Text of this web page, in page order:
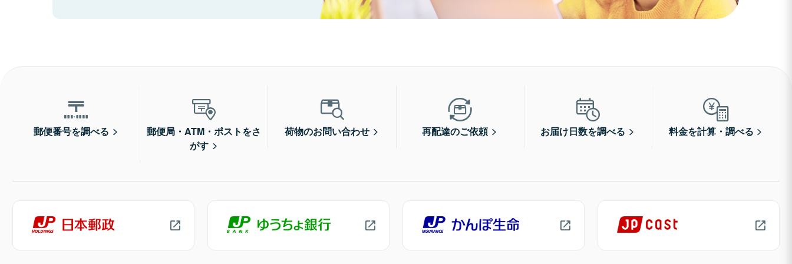
郵便番号を調べる
郵便局・ATM・ポストをさ
がす
荷物のお問い合わせ 再配達のご依頼 お届け日数を調べる 料金を計算・調べる